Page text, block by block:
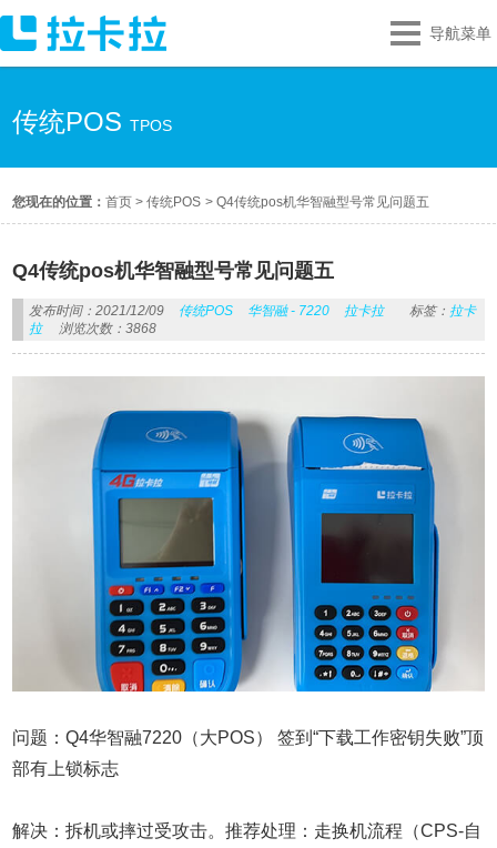
导航菜单
传统POSTPOS
您现在的位置：首页 >传统POS >Q4传统pos机华智融型号常见问题五
Q4传统pos机华智融型号常见问题五
发布时间：2021/12/09 传统POS 华智融 - 7220 拉卡拉 标签： 拉卡
拉
浏览次数：3868
问题：Q4华智融7220（大POS） 签到“下载工作密钥失败”顶
部有上锁标志
解决：拆机或摔过受攻击。推荐处理：走换机流程（CPS-自